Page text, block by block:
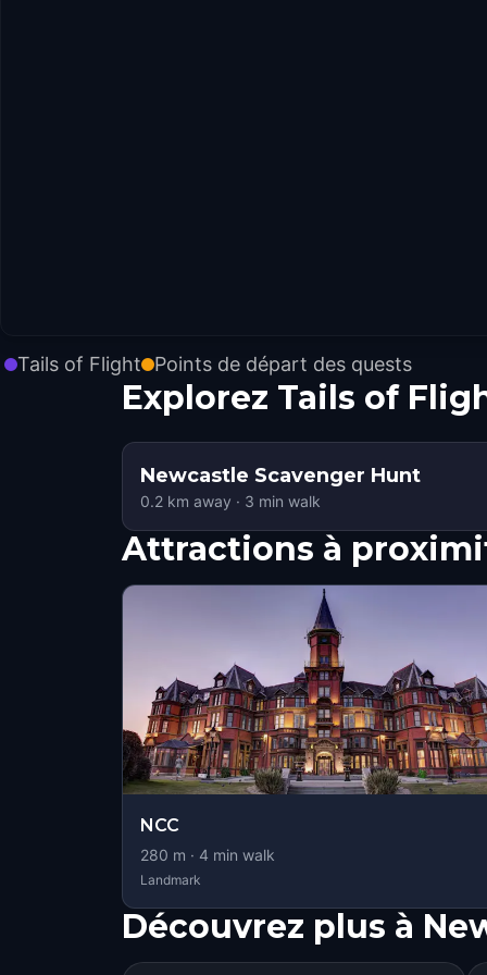
Tails of Flight Points de départ des quests
Explorez Tails of
Newcastle Scavenger Hunt
0.2 km away · 3 min walk
Attractions à
NCC
280 m · 4 min walk
Landmark
Découvrez plus à